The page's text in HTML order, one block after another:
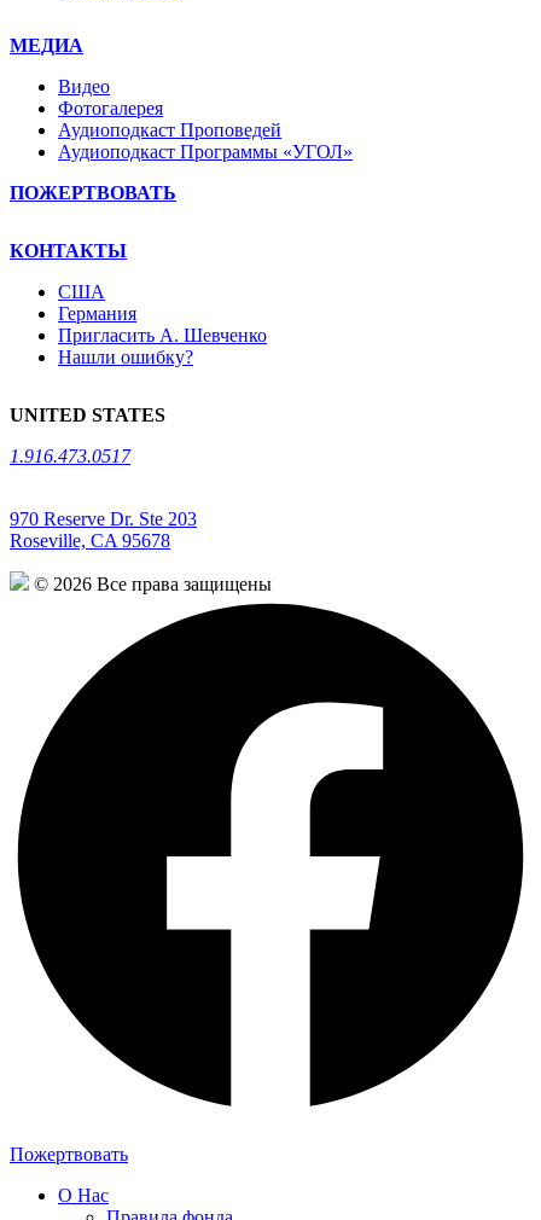
МЕДИА
Видео
Фотогалерея
Аудиоподкаст Проповедей
Аудиоподкаст Программы «УГОЛ»
ПОЖЕРТВОВАТЬ
КОНТАКТЫ
США
Германия
Пригласить А. Шевченко
Нашли ошибку?
UNITED STATES
1.916.473.0517
970 Reserve Dr. Ste 203
Roseville, CA 95678
© 2026 Все права защищены
Пожертвовать
О Нас